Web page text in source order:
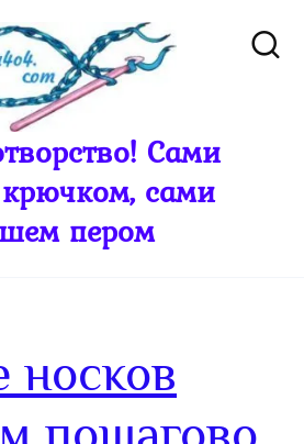
Сами
сами
пером
носков